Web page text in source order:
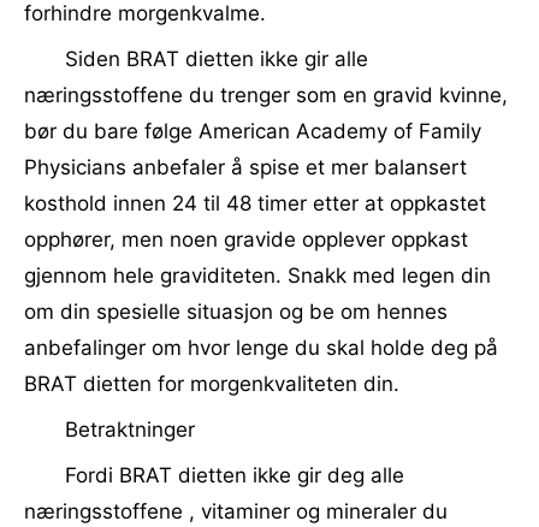
forhindre morgenkvalme.
Siden BRAT dietten ikke gir alle
næringsstoffene du trenger som en gravid kvinne,
bør du bare følge American Academy of Family
Physicians anbefaler å spise et mer balansert
kosthold innen 24 til 48 timer etter at oppkastet
opphører, men noen gravide opplever oppkast
gjennom hele graviditeten. Snakk med legen din
om din spesielle situasjon og be om hennes
anbefalinger om hvor lenge du skal holde deg på
BRAT dietten for morgenkvaliteten din.
Betraktninger
Fordi BRAT dietten ikke gir deg alle
næringsstoffene , vitaminer og mineraler du